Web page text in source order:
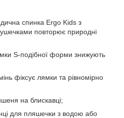
спинка Ergo Kids з
повторює природні
S-подібної форми знижують
фіксує лямки та рівномірно
на блискавці;
для пляшечки з водою або